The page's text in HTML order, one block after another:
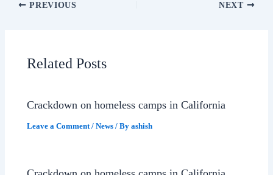
PREVIOUS NEXT
Related Posts
Crackdown on homeless camps in California
Leave a Comment /News / Byashish